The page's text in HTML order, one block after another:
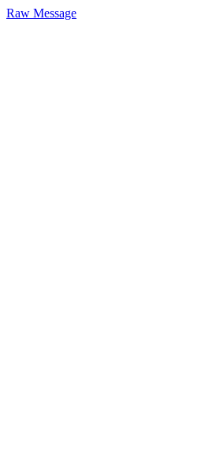
Raw Message